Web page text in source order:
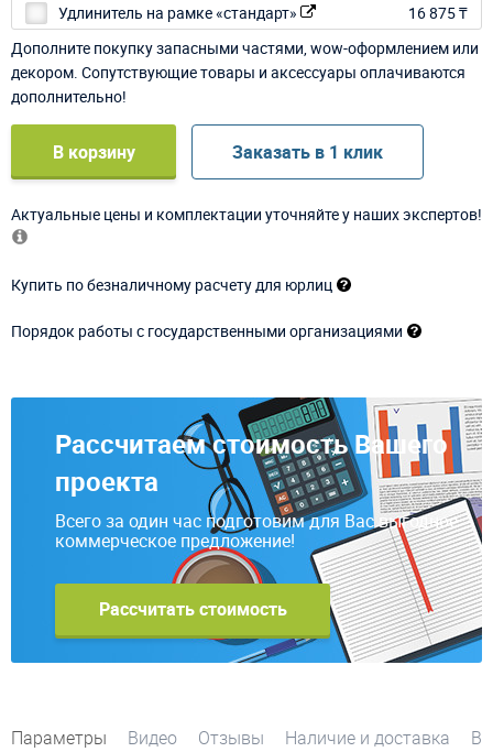
Удлинитель на рамке «стандарт»
16 875 ₸
Дополните покупку запасными частями, wow-оформлением или
декором. Сопутствующие товары и аксессуары оплачиваются
дополнительно!
В корзину Заказать в 1 клик
Актуальные цены и комплектации уточняйте у наших экспертов!
Купить по безналичному расчету для юрлиц
Порядок работы с государственными организациями
Рассчитаем стоимость Вашего
проекта
Всего за один час подготовим для Вас выгодное
коммерческое предложение!
Рассчитать стоимость
Параметры Видео Отзывы Наличие и доставка